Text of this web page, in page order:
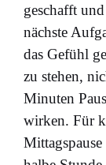
geschafft
nächste
das Gefühl
zu stehen,
Minuten
wirken. Für